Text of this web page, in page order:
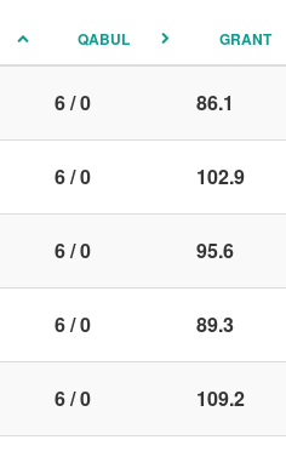
QABUL GRANT
6 / 0 86.1
6 / 0 102.9
6 / 0 95.6
6 / 0 89.3
6 / 0 109.2